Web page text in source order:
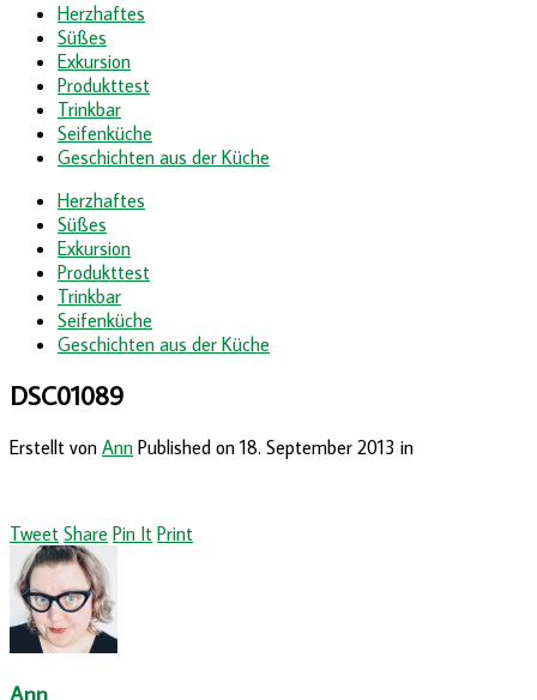
Herzhaftes
Süßes
Exkursion
Produkttest
Trinkbar
Seifenküche
Geschichten aus der Küche
Herzhaftes
Süßes
Exkursion
Produkttest
Trinkbar
Seifenküche
Geschichten aus der Küche
DSC01089
Erstellt von Ann Published on 18. September 2013 in
Tweet Share Pin It Print